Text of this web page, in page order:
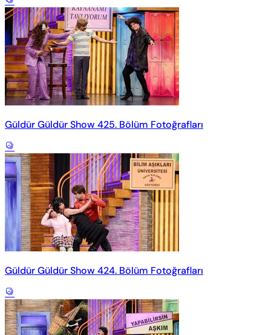
Güldür Güldür Show 425. Bölüm Fotoğrafları
Güldür Güldür Show 424. Bölüm Fotoğrafları